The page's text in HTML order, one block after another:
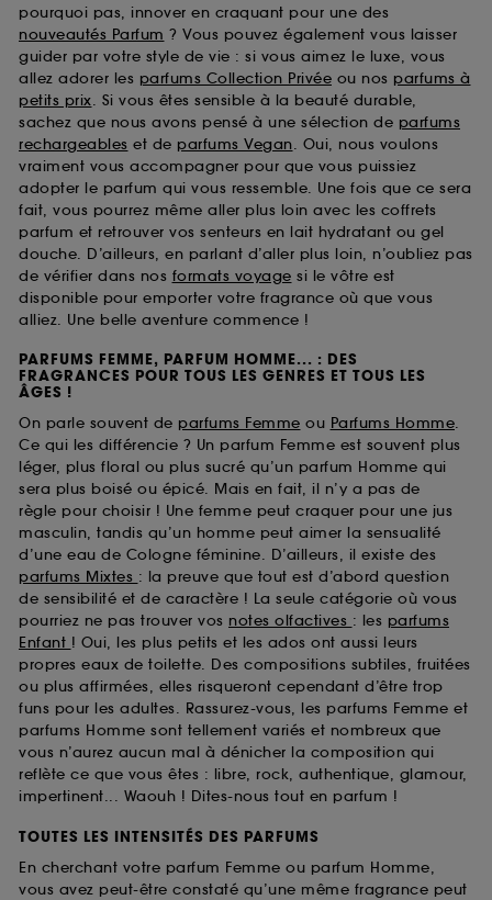
pourquoi pas, innover en craquant pour une des
nouveautés Parfum ? Vous pouvez également vous laisser
guider par votre style de vie : si vous aimez le luxe, vous
allez adorer les parfums Collection Privée ou nos parfums à
petits prix. Si vous êtes sensible à la beauté durable,
sachez que nous avons pensé à une sélection de parfums
rechargeables et de parfums Vegan. Oui, nous voulons
vraiment vous accompagner pour que vous puissiez
adopter le parfum qui vous ressemble. Une fois que ce sera
fait, vous pourrez même aller plus loin avec les coffrets
parfum et retrouver vos senteurs en lait hydratant ou gel
douche. D’ailleurs, en parlant d’aller plus loin, n’oubliez pas
de vérifier dans nos formats voyage si le vôtre est
disponible pour emporter votre fragrance où que vous
alliez. Une belle aventure commence !
PARFUMS FEMME, PARFUM HOMME... : DES
FRAGRANCES POUR TOUS LES GENRES ET TOUS LES
ÂGES !
On parle souvent de parfums Femme ou Parfums Homme.
Ce qui les différencie ? Un parfum Femme est souvent plus
léger, plus floral ou plus sucré qu’un parfum Homme qui
sera plus boisé ou épicé. Mais en fait, il n’y a pas de
règle pour choisir ! Une femme peut craquer pour une jus
masculin, tandis qu’un homme peut aimer la sensualité
d’une eau de Cologne féminine. D’ailleurs, il existe des
parfums Mixtes : la preuve que tout est d’abord question
de sensibilité et de caractère ! La seule catégorie où vous
pourriez ne pas trouver vos notes olfactives : les parfums
Enfant ! Oui, les plus petits et les ados ont aussi leurs
propres eaux de toilette. Des compositions subtiles, fruitées
ou plus affirmées, elles risqueront cependant d’être trop
funs pour les adultes. Rassurez-vous, les parfums Femme et
parfums Homme sont tellement variés et nombreux que
vous n’aurez aucun mal à dénicher la composition qui
reflète ce que vous êtes : libre, rock, authentique, glamour,
impertinent... Waouh ! Dites-nous tout en parfum !
TOUTES LES INTENSITÉS DES PARFUMS
En cherchant votre parfum Femme ou parfum Homme,
vous avez peut-être constaté qu’une même fragrance peut